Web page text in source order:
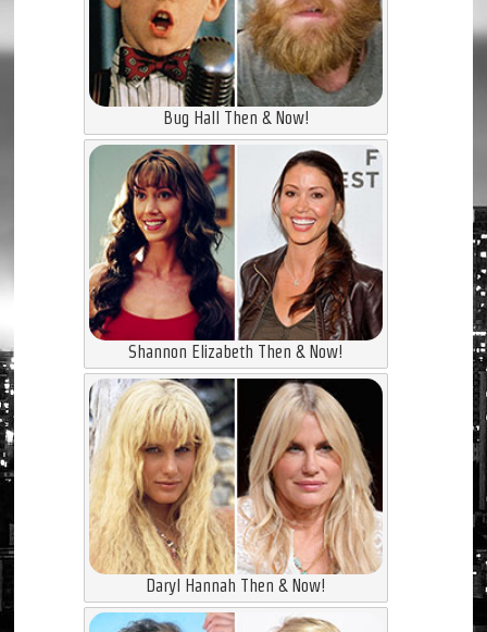
Bug Hall Then & Now!
Shannon Elizabeth Then & Now!
Daryl Hannah Then & Now!